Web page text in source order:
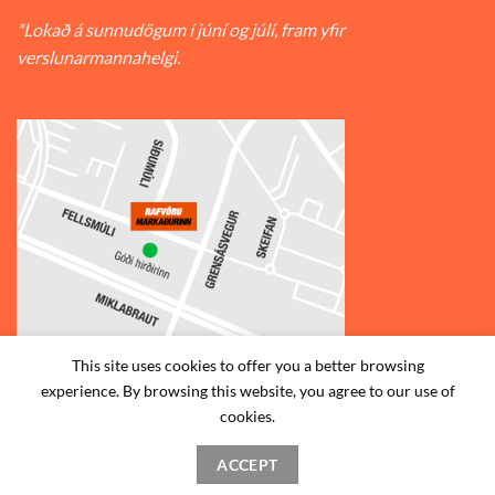
*Lokað á sunnudögum í júní og júlí, fram yfir
verslunarmannahelgi.
© 2026Rafvörumarkaðurinn v/Fellsmúla | Síðumúla 34, 108
Reykjavík | S: 585-2888 |
HAFA SAMBAND
This site uses cookies to offer you a better browsing
experience. By browsing this website, you agree to our use of
cookies.
ACCEPT